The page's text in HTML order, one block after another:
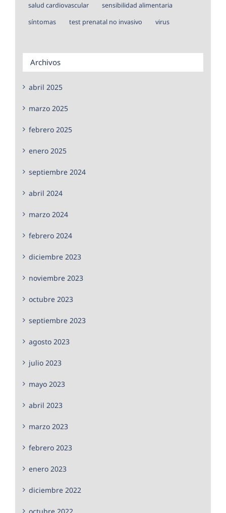
salud cardiovascular
sensibilidad alimentaria
síntomas
test prenatal no invasivo virus
Archivos
abril 2025
marzo 2025
febrero 2025
enero 2025
septiembre 2024
abril 2024
marzo 2024
febrero 2024
diciembre 2023
noviembre 2023
octubre 2023
septiembre 2023
agosto 2023
julio 2023
mayo 2023
abril 2023
marzo 2023
febrero 2023
enero 2023
diciembre 2022
octubre 2022